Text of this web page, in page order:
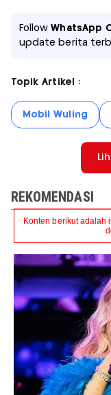
FollowWhatsApp
update berita
Topik Artikel :
Mobil Wuling